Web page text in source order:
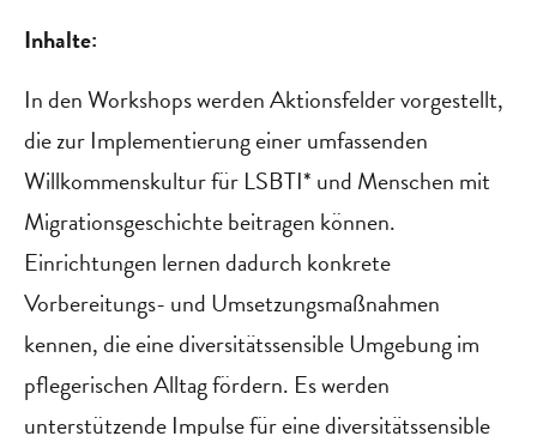
Inhalte:
In den Workshops werden Aktionsfelder vorgestellt,
die zur Implementierung einer umfassenden
Willkommenskultur für LSBTI* und Menschen mit
Migrationsgeschichte beitragen können.
Einrichtungen lernen dadurch konkrete
Vorbereitungs- und Umsetzungsmaßnahmen
kennen, die eine diversitätssensible Umgebung im
pflegerischen Alltag fördern. Es werden
unterstützende Impulse für eine diversitätssensible